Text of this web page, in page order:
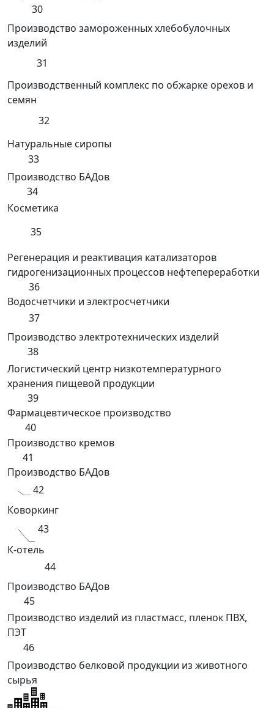
30
Производство замороженных хлебобулочных
изделий
31
Производственный комплекс по обжарке орехов и
семян
32
Натуральные сиропы
33
Производство БАДов
34
Косметика
35
Регенерация и реактивация катализаторов
гидрогенизационных процессов нефтепереработки
36
Водосчетчики и электросчетчики
37
Производство электротехнических изделий
38
Логистический центр низкотемпературного
хранения пищевой продукции
39
Фармацевтическое производство
40
Производство кремов
41
Производство БАДов
42
Коворкинг
43
К-отель
44
Производство БАДов
45
Производство изделий из пластмасс, пленок ПВХ,
ПЭТ
46
Производство белковой продукции из животного
сырья